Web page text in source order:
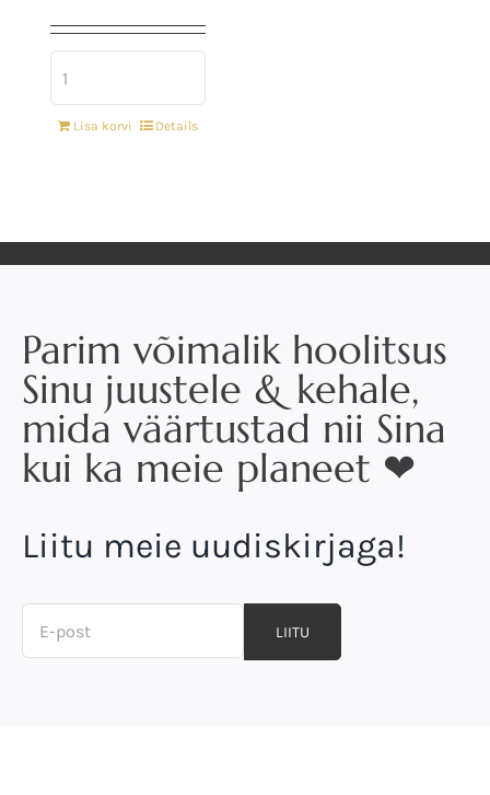
Lisa korvi Details
Parim võimalik hoolitsus
Sinu juustele & kehale,
mida väärtustad nii Sina
kui ka meie planeet ❤
Liitu meie uudiskirjaga!
LIITU